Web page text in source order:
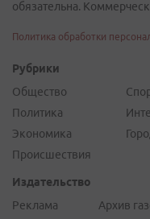
обязательна.
Политика обработки
Рубрики
Общество
Политика
Экономика
Происшествия
Издательство
Реклама
Архив